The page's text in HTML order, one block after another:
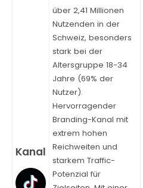
über 2,41 Millionen
Nutzenden in der
Schweiz, besonders
stark bei der
Altersgruppe 18-34
Jahre (69% der
Nutzer).
Hervorragender
Branding-Kanal mit
extrem hohen
Reichweiten und
starkem Traffic-
Potenzial für